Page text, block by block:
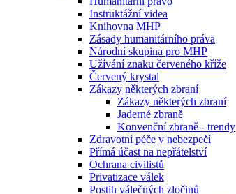
Instruktážní videa
Knihovna MHP
Zásady humanitárního práva
Národní skupina pro MHP
Užívání znaku červeného kříže
Červený krystal
Zákazy některých zbraní
Zákazy některých zbraní
Jaderné zbraně
Konvenční zbraně - trendy
Zdravotní péče v nebezpečí
Přímá účast na nepřátelství
Ochrana civilistů
Privatizace válek
Postih válečných zločinů